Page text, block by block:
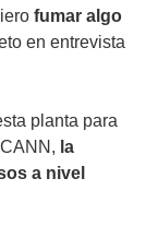
fumar algo
en entrevista
planta para
la
a nivel